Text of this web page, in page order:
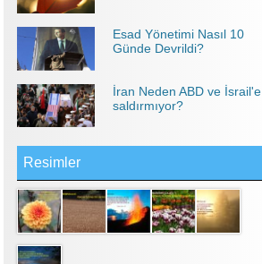
Esad Yönetimi Nasıl 10
Günde Devrildi?
İran Neden ABD ve İsrail'e
saldırmıyor?
Resimler